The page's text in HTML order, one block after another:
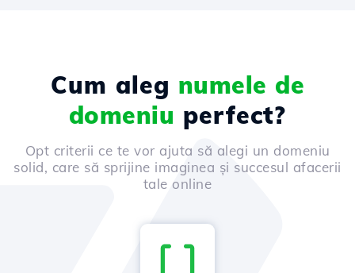
Cum aleg numele de
domeniu perfect?
Opt criterii ce te vor ajuta să alegi un domeniu
solid, care să sprijine imaginea și succesul afacerii
tale online